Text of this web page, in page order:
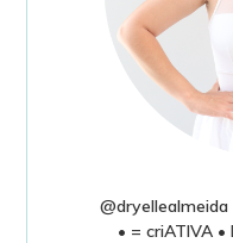
• = criATIVA